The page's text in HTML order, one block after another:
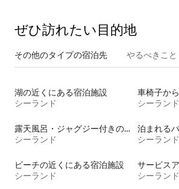
ぜひ訪⁠れ⁠た⁠い目⁠的⁠地
その他のタ⁠イ⁠プ⁠の宿⁠泊⁠先 やるべきこと
湖の近くにある宿泊施設
シーランド
シーランド
露天風呂・ジャグジー付きの宿泊施設
シーランド
シーランド
ビーチの近くにある宿泊施設
シーランド
シーランド